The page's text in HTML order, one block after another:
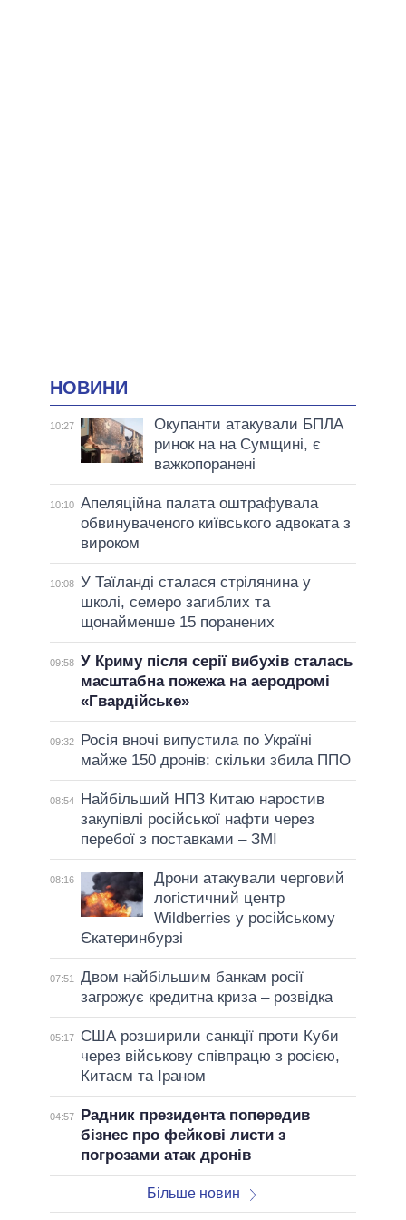
НОВИНИ
10:27
Окупанти атакували БПЛА
ринок на на Сумщині, є
важкопоранені
10:10 Апеляційна палата оштрафувала
обвинуваченого київського адвоката з
вироком
10:08 У Таїланді сталася стрілянина у
школі, семеро загиблих та
щонайменше 15 поранених
09:58 У Криму після серії вибухів сталась
масштабна пожежа на аеродромі
«Гвардійське»
09:32
Росія вночі випустила по Україні
майже 150 дронів: скільки збила ППО
08:54
Найбільший НПЗ Китаю наростив
закупівлі російської нафти через
перебої з поставками – ЗМІ
08:16
Дрони атакували черговий
логістичний центр
Wildberries у російському
Єкатеринбурзі
07:51
Двом найбільшим банкам росії
загрожує кредитна криза – розвідка
05:17
США розширили санкції проти Куби
через військову співпрацю з росією,
Китаєм та Іраном
04:57
Радник президента попередив
бізнес про фейкові листи з
погрозами атак дронів
Більше новин